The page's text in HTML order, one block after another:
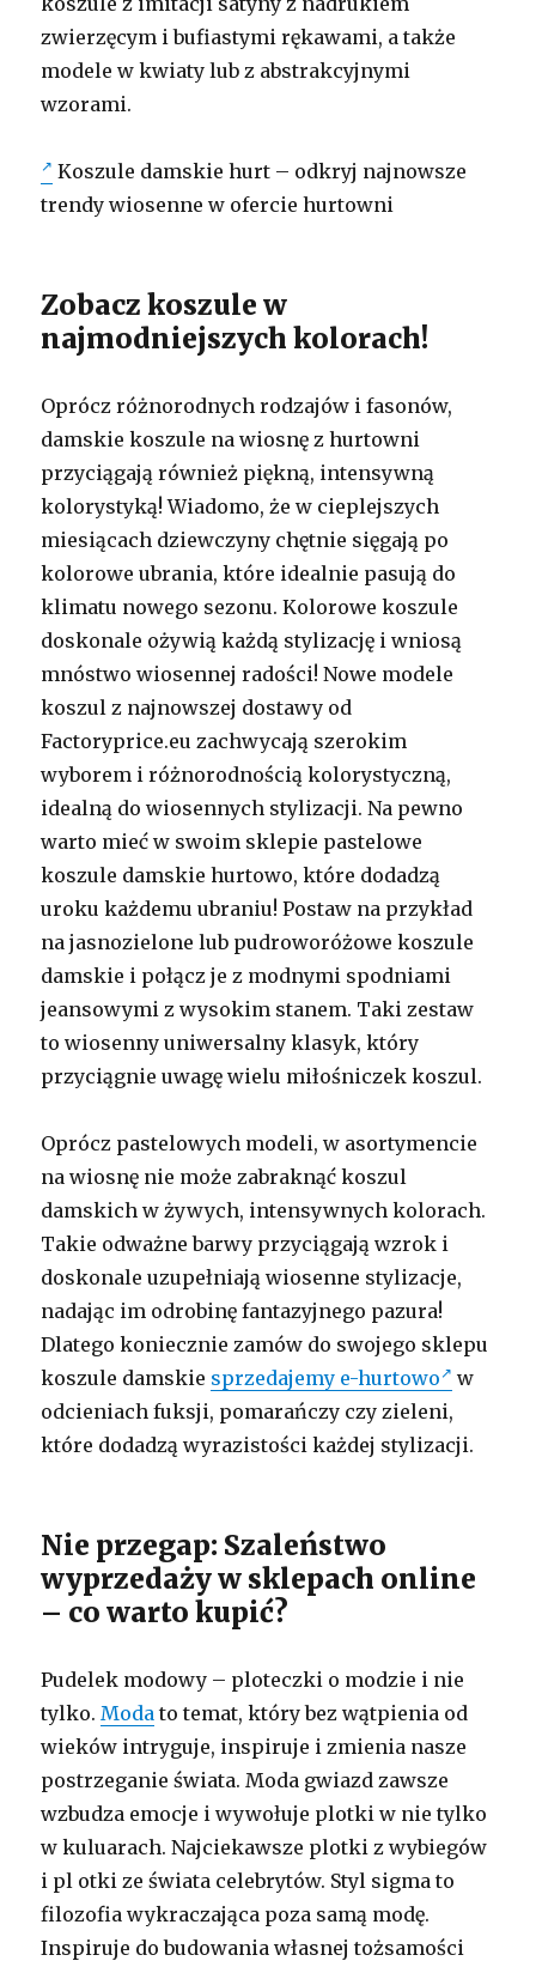
zwierzęcym i bufiastymi rękawami, a także
modele w kwiaty lub z abstrakcyjnymi
wzorami.
Koszule damskie hurt – odkryj najnowsze
trendy wiosenne w ofercie hurtowni
Zobacz koszule w
najmodniejszych kolorach!
Oprócz różnorodnych rodzajów i fasonów,
damskie koszule na wiosnę z hurtowni
przyciągają również piękną, intensywną
kolorystyką! Wiadomo, że w cieplejszych
miesiącach dziewczyny chętnie sięgają po
kolorowe ubrania, które idealnie pasują do
klimatu nowego sezonu. Kolorowe koszule
doskonale ożywią każdą stylizację i wniosą
mnóstwo wiosennej radości! Nowe modele
koszul z najnowszej dostawy od
Factoryprice.eu zachwycają szerokim
wyborem i różnorodnością kolorystyczną,
idealną do wiosennych stylizacji. Na pewno
warto mieć w swoim sklepie pastelowe
koszule damskie hurtowo, które dodadzą
uroku każdemu ubraniu! Postaw na przykład
na jasnozielone lub pudroworóżowe koszule
damskie i połącz je z modnymi spodniami
jeansowymi z wysokim stanem. Taki zestaw
to wiosenny uniwersalny klasyk, który
przyciągnie uwagę wielu miłośniczek koszul.
Oprócz pastelowych modeli, w asortymencie
na wiosnę nie może zabraknąć koszul
damskich w żywych, intensywnych kolorach.
Takie odważne barwy przyciągają wzrok i
doskonale uzupełniają wiosenne stylizacje,
nadając im odrobinę fantazyjnego pazura!
Dlatego koniecznie zamów do swojego sklepu
koszule damskie sprzedajemy e-hurtowo
w
odcieniach fuksji, pomarańczy czy zieleni,
które dodadzą wyrazistości każdej stylizacji.
Nie przegap: Szaleństwo
wyprzedaży w sklepach online
– co warto kupić?
Pudelek modowy – ploteczki o modzie i nie
tylko. Moda to temat, który bez wątpienia od
wieków intryguje, inspiruje i zmienia nasze
postrzeganie świata. Moda gwiazd zawsze
wzbudza emocje i wywołuje plotki w nie tylko
w kuluarach. Najciekawsze plotki z wybiegów
i pl otki ze świata celebrytów. Styl sigma to
filozofia wykraczająca poza samą modę.
Inspiruje do budowania własnej tożsamości